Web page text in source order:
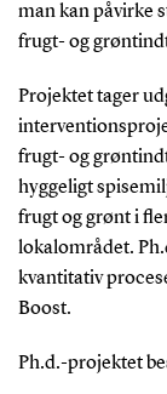
man kan påvirke
frugt- og
Projektet tager
frugt- og
hyggeligt
frugt og grønt i
lokalområdet.
kvantitativ
Boost.
Ph.d.-projektet